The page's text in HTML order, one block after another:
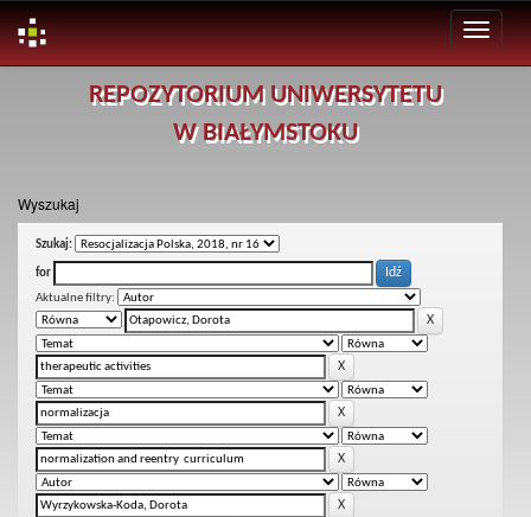
REPOZYTORIUM UNIWERSYTETU
W BIAŁYMSTOKU
Wyszukaj
Szukaj:
for
Aktualne filtry: